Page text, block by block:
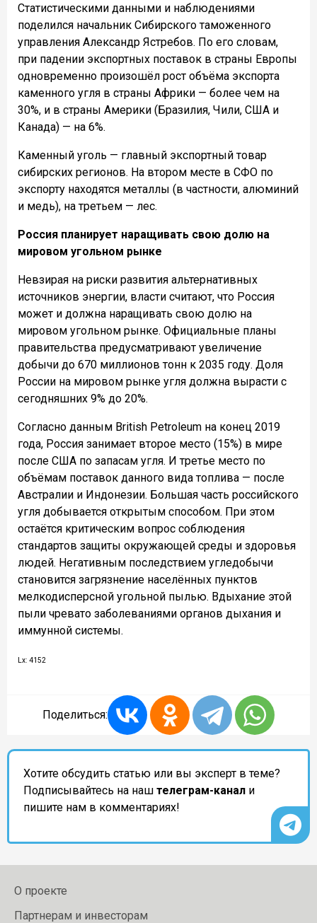
Статистическими данными и наблюдениями
поделился начальник Сибирского таможенного
управления Александр Ястребов. По его словам,
при падении экспортных поставок в страны Европы
одновременно произошёл рост объёма экспорта
каменного угля в страны Африки — более чем на
30%, и в страны Америки (Бразилия, Чили, США и
Канада) — на 6%.
Каменный уголь — главный экспортный товар
сибирских регионов. На втором месте в СФО по
экспорту находятся металлы (в частности, алюминий
и медь), на третьем — лес.
Россия планирует наращивать свою долю на
мировом угольном рынке
Невзирая на риски развития альтернативных
источников энергии, власти считают, что Россия
может и должна наращивать свою долю на
мировом угольном рынке. Официальные планы
правительства предусматривают увеличение
добычи до 670 миллионов тонн к 2035 году. Доля
России на мировом рынке угля должна вырасти с
сегодняшних 9% до 20%.
Согласно данным British Petroleum на конец 2019
года, Россия занимает второе место (15%) в мире
после США по запасам угля. И третье место по
объёмам поставок данного вида топлива — после
Австралии и Индонезии. Большая часть российского
угля добывается открытым способом. При этом
остаётся критическим вопрос соблюдения
стандартов защиты окружающей среды и здоровья
людей. Негативным последствием угледобычи
становится загрязнение населённых пунктов
мелкодисперсной угольной пылью. Вдыхание этой
пыли чревато заболеваниями органов дыхания и
иммунной системы.
Lx: 4152
Поделиться:
Хотите обсудить статью или вы эксперт в теме?
Подписывайтесь на наш телеграм-канал и
пишите нам в комментариях!
О проекте
Партнерам и инвесторам